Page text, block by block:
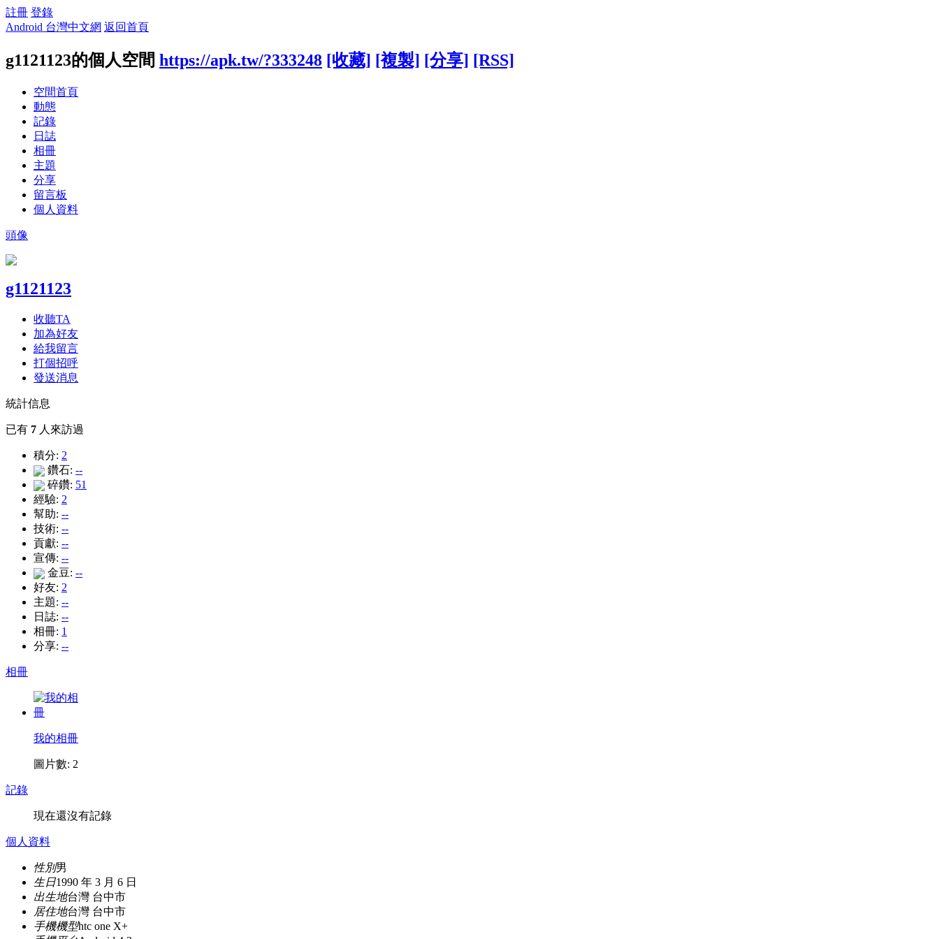
註冊 登錄
Android 台灣中文網 返回首頁
g1121123的個人空間 https://apk.tw/?333248 [收藏] [複製] [分享] [RSS]
空間首頁
動態
記錄
日誌
相冊
主題
分享
留言板
個人資料
頭像
g1121123
收聽TA
加為好友
給我留言
打個招呼
發送消息
統計信息
已有 7 人來訪過
積分: 2
鑽石: --
碎鑽: 51
經驗: 2
幫助: --
技術: --
貢獻: --
宣傳: --
金豆: --
好友: 2
主題: --
日誌: --
相冊: 1
分享: --
相冊
我的相冊
圖片數: 2
記錄
現在還沒有記錄
個人資料
性別男
生日1990 年 3 月 6 日
出生地台灣 台中市
居住地台灣 台中市
手機機型htc one X+